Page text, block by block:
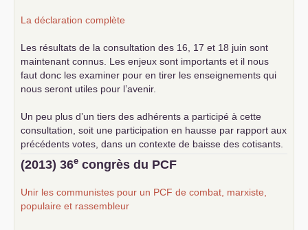
La déclaration complète
Les résultats de la consultation des 16, 17 et 18 juin sont
maintenant connus. Les enjeux sont importants et il nous
faut donc les examiner pour en tirer les enseignements qui
nous seront utiles pour l’avenir.
Un peu plus d’un tiers des adhérents a participé à cette
consultation, soit une participation en hausse par rapport aux
précédents votes, dans un contexte de baisse des cotisants.
... lire la suite
(2013) 36e congrès du PCF
Unir les communistes pour un PCF de combat, marxiste,
populaire et rassembleur